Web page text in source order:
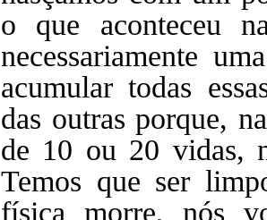
o que aconteceu
necessariamente
acumular todas
das outras porque,
de 10 ou 20 vidas,
Temos que ser
física morre, nós